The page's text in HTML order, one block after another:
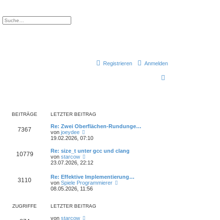
Erweiterte Suche
Anmelden
Registrieren
BEITRÄGE LETZTER BEITRAG
7367
Re: Zwei Oberflächen-Rundunge…
von joeydee
e
e
t
B
e
i
a
19.02.2026, 07:10
10779
Re: size_t unter gcc und clang
von starcow
e
s
t
e
B
e
23.07.2026, 22:12
3110
Re: Effektive Implementierung…
von Spiele Programmierer
08.05.2026, 11:56
ZUGRIFFE LETZTER BEITRAG
von starcow